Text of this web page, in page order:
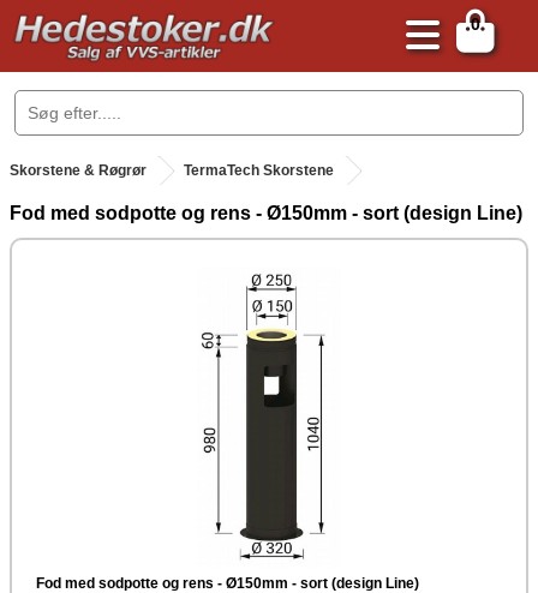
0
.
Skorstene & Røgrør TermaTech Skorstene
Fod med sodpotte og rens - Ø150mm - sort (design Line)
Fod med sodpotte og rens - Ø150mm - sort (design Line)